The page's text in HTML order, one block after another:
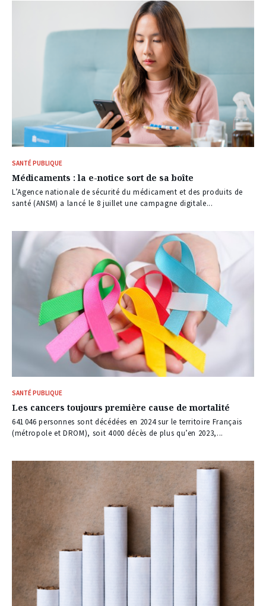
SANTÉ PUBLIQUE
Médicaments : la e-notice sort de sa boîte
L’Agence nationale de sécurité du médicament et des produits de
santé (ANSM) a lancé le 8 juillet une campagne digitale...
SANTÉ PUBLIQUE
Les cancers toujours première cause de mortalité
641 046 personnes sont décédées en 2024 sur le territoire Français
(métropole et DROM), soit 4 000 décès de plus qu’en 2023,...